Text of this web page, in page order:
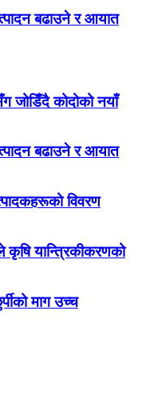
बढाउने र आयात
जोडिँदै कोदोको नयाँ
बढाउने र आयात
विवरण
कृषि यान्त्रिकीकरणको
माग उच्च